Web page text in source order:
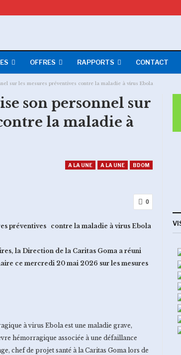
OFFRES RAPPORTS CONTACT
sur les mesures préventives contre la maladie à virus Ebola
son personnel sur
la maladie à
A LA UNE A LA UNE BDOM
0
préventives contre la maladie à virus Ebola
la Direction de la Caritas Goma a réuni
ce mercredi 20 mai 2026 sur les mesures
à virus Ebola est une maladie grave,
hémorragique associée à une défaillance
chef de projet santé à la Caritas Goma lors de